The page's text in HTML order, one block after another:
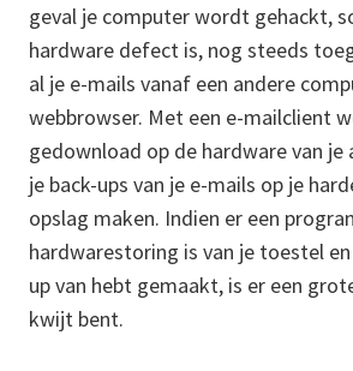
geval je computer wordt gehackt,
hardware defect is, nog steeds
al je e-mails vanaf een andere
webbrowser. Met een e-mailclient
gedownload op de hardware van je
je back-ups van je e-mails op je
opslag maken. Indien er een
hardwarestoring is van je toestel
up van hebt gemaakt, is er een
kwijt bent.